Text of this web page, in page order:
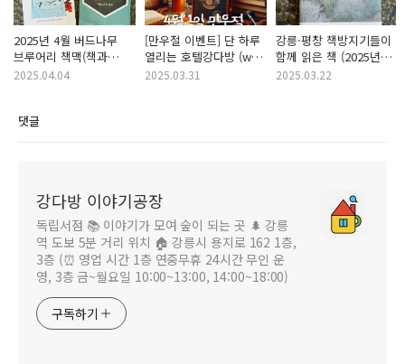
2025년 4월 버드나무
브루어리 책맥(책과
맥주) 강다방 추천 도서
2025.04.04
[만우절 이벤트] 단 하루
열리는 호텔강다방 (w
인생서가, 버드나무
2025.03.31
강릉·평창 책방지기들이
함께 읽은 책 (2025년
3월)
2025.03.22
댓글
강다방 이야기공장
독립서점 📚 이야기가 모여 숲이 되는 곳 🌲 강릉
역 도보 5분 거리 위치 🏠 강릉시 용지로 162 1층,
3층 (⏰ 영업 시간 1층 연중무휴 24시간 무인 운
영, 3층 금~월요일 10:00~13:00, 14:00~18:00)
구독하기